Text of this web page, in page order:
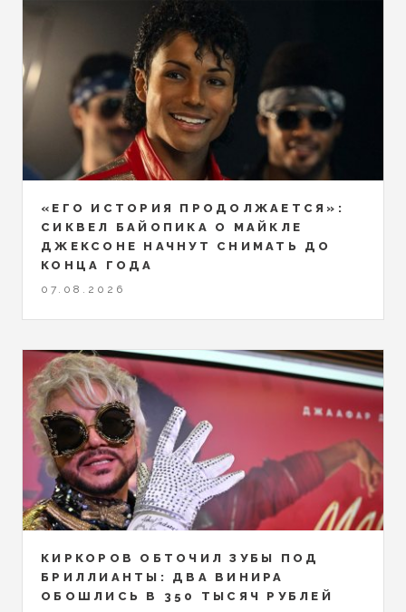
«ЕГО ИСТОРИЯ ПРОДОЛЖАЕТСЯ»:
СИКВЕЛ БАЙОПИКА О МАЙКЛЕ
ДЖЕКСОНЕ НАЧНУТ СНИМАТЬ ДО
КОНЦА ГОДА
07.08.2026
КИРКОРОВ ОБТОЧИЛ ЗУБЫ ПОД
БРИЛЛИАНТЫ: ДВА ВИНИРА
ОБОШЛИСЬ В 350 ТЫСЯЧ РУБЛЕЙ